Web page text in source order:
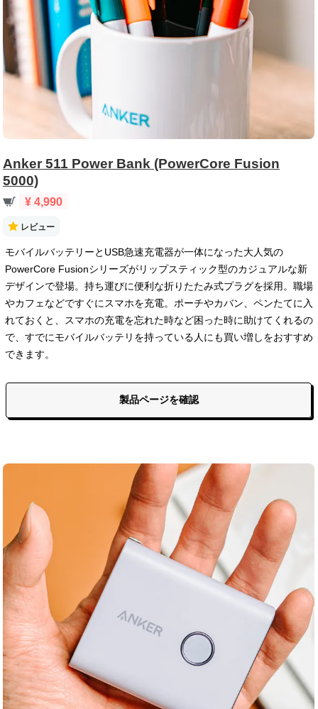
Anker 511 Power Bank (PowerCore Fusion
5000)
¥ 4,990
レビュー
モバイルバッテリーとUSB急速充電器が一体になった大人気の
PowerCore Fusionシリーズがリップスティック型のカジュアルな新
デザインで登場。持ち運びに便利な折りたたみ式プラグを採用。職場
やカフェなどですぐにスマホを充電。ポーチやカバン、ペンたてに入
れておくと、スマホの充電を忘れた時など困った時に助けてくれるの
で、すでにモバイルバッテリを持っている人にも買い増しをおすすめ
できます。
製品ページを確認